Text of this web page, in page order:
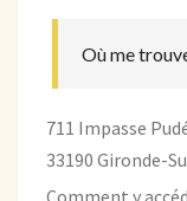
Où me
711 Impasse
33190 Gironde-
Comment y